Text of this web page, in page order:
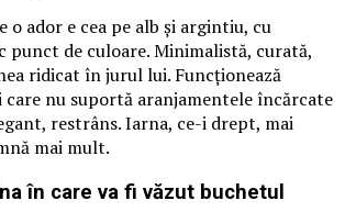
o ador e cea pe alb și argintiu, cu
punct de culoare. Minimalistă, curată,
ridicat în jurul lui. Funcționează
nu suportă aranjamentele încărcate
restrâns. Iarna, ce-i drept, mai
mai mult.
în care va fi văzut buchetul